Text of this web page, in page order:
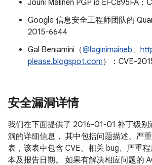
Jouni Malinen PGP id EFC895FA：
Google 信息安全工程师团队的
2015-6644
Gal Beniamini（@laginimaineb、
please.blogspot.com）：CVE-
安全漏洞详情
我们在下面提供了 2016-01-01 补丁级别
洞的详细信息， 其中包括问题描述、严
表，该表中包含 CVE、相关 bug、严重
本及报告日期。 如果有解决相应问题的